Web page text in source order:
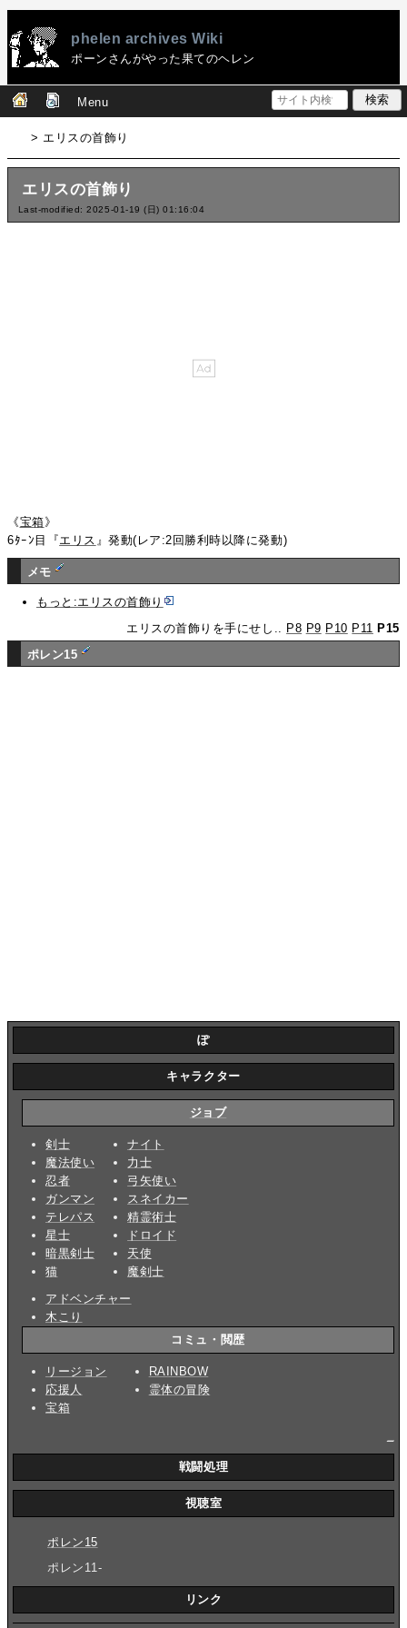
phelen archives Wiki
ポーンさんがやった果てのヘレン
Menu
> エリスの首飾り
エリスの首飾り
Last-modified: 2025-01-19 (日) 01:16:04
《宝箱》
6ﾀｰﾝ目『エリス 』発動(レア:2回勝利時以降に発動)
メモ
もっと:エリスの首飾り
エリスの首飾りを手にせし.. P8 P9 P10 P11 P15
ポレン15
ぽ
キャラクター
ジョブ
剣士
魔法使い
忍者
ガンマン
テレパス
星士
暗黒剣士
猫
ナイト
力士
弓矢使い
スネイカー
精霊術士
ドロイド
天使
魔剣士
アドベンチャー
木こり
コミュ・閲歴
リージョン
応援人
宝箱
RAINBOW
霊体の冒険
戦闘処理
視聴室
ポレン15
ポレン11-
リンク